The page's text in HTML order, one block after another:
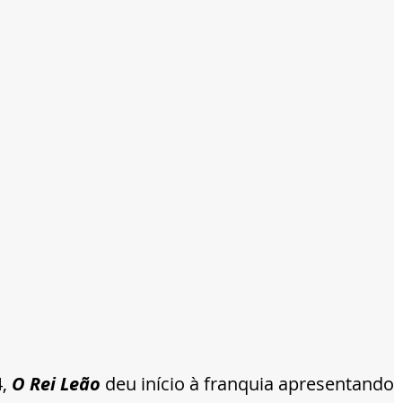
O Rei Leão deu início à franquia apresentando